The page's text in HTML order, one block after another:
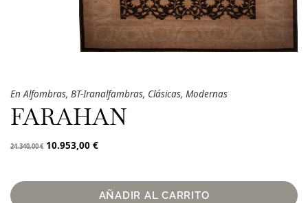
En Alfombras, BT-Iranalfambras, Clásicas, Modernas
FARAHAN
24.340,00€ 10.953,00 €
AÑADIR AL CARRITO